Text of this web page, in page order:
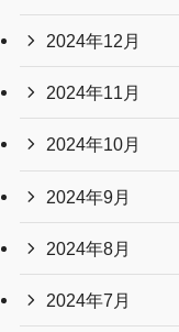
2024年12月
2024年11月
2024年10月
2024年9月
2024年8月
2024年7月